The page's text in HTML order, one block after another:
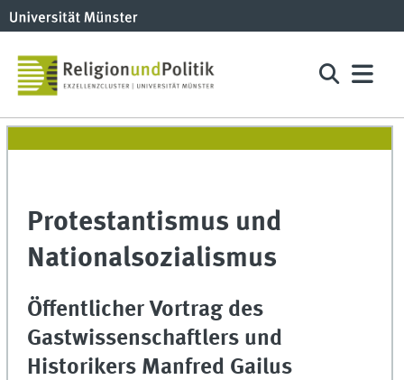
Protestantismus und
Nationalsozialismus
Öffentlicher Vortrag des
Gastwissenschaftlers und
Historikers Manfred Gailus